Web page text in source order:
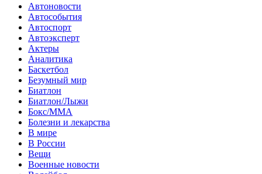
Автоновости
Автособытия
Автоспорт
Автоэксперт
Актеры
Аналитика
Баскетбол
Безумный мир
Биатлон
Биатлон/Лыжи
Бокс/MMA
Болезни и лекарства
В мире
В России
Вещи
Военные новости